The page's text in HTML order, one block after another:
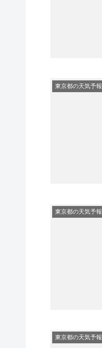
東京都の天気予報
東京都の天気予報
東京都の天気予報